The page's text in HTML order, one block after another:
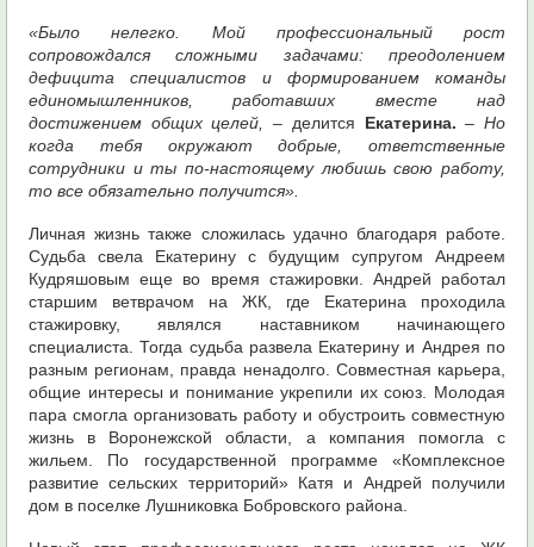
«Было нелегко. Мой профессиональный рост
сопровождался сложными задачами: преодолением
дефицита специалистов и формированием команды
единомышленников, работавших вместе над
достижением общих целей,
– делится Екатерина. – Но
когда тебя окружают добрые, ответственные
сотрудники и ты по-настоящему любишь свою работу,
то все обязательно получится».
Личная жизнь также сложилась удачно благодаря работе.
Судьба свела Екатерину с будущим супругом Андреем
Кудряшовым еще во время стажировки. Андрей работал
старшим ветврачом на ЖК, где Екатерина проходила
стажировку, являлся наставником начинающего
специалиста. Тогда судьба развела Екатерину и Андрея по
разным регионам, правда ненадолго. Совместная карьера,
общие интересы и понимание укрепили их союз. Молодая
пара смогла организовать работу и обустроить совместную
жизнь в Воронежской области, а компания помогла с
жильем. По государственной программе «Комплексное
развитие сельских территорий» Катя и Андрей получили
дом в поселке Лушниковка Бобровского района.